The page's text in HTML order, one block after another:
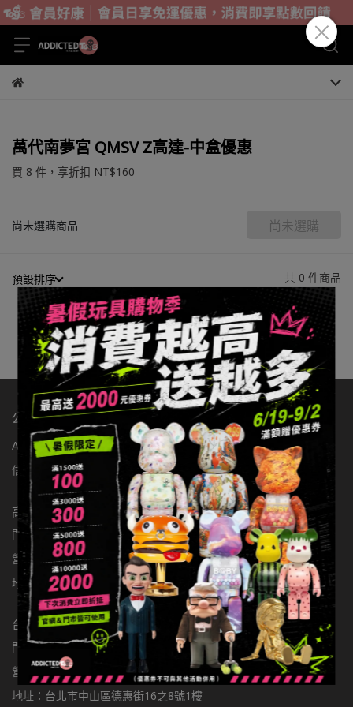
萬代南夢宮 QMSV Z高達-中盒優惠
買 8 件， 享折扣 NT$160
尚未選購商品 尚未選購
預設排序 共 0 件商品
公司：辦手李有限公司
ABOUT玩具有毒 店舖資訊 聯繫我們 統編：83363549
信箱：addictedtoys2020@gmail.com
高雄店
門市電話：0900301877
營業時間：11:00-22:00
地址：高雄市楠梓區大學東路136號
台北店
門市電話：0981797166
營業時間：11:00-22:00
地址：台北市中山區德惠街16之8號1樓